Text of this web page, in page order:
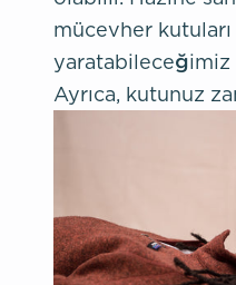
mücevher
yaratabileceğimiz
Ayrıca, kutunuz